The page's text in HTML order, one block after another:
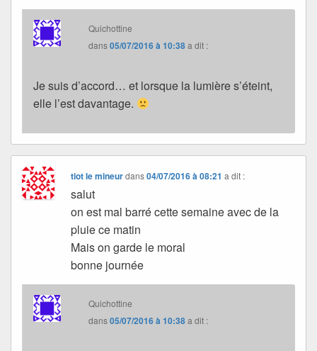
Quichottine
dans05/07/2016 à 10:38a dit :
Je suis d’accord… et lorsque la lumière s’éteint,
elle l’est davantage.
tiot le mineurdans04/07/2016 à 08:21 a dit :
salut
on est mal barré cette semaine avec de la
pluie ce matin
Mais on garde le moral
bonne journée
Quichottine
dans05/07/2016 à 10:38a dit :